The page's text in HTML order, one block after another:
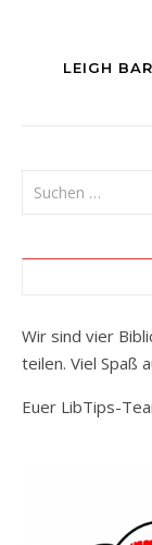
LEIGH
Wir sind vier
teilen. Viel Spaß
Euer LibTips-